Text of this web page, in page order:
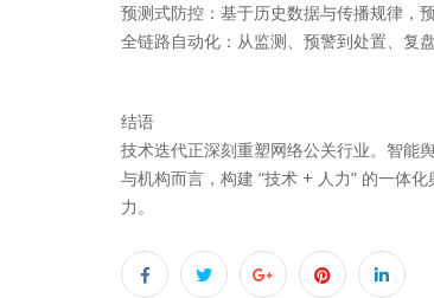
预测式防控：基于历史数据与传播规律，
全链路自动化：从监测、预警到处置、复
结语
技术迭代正深刻重塑网络公关行业。智能
与机构而言，构建 “技术 + 人力” 的一体
力。